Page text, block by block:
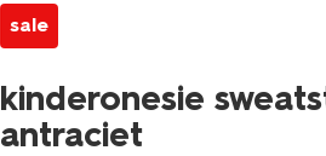
sale
kinderonesie
antraciet